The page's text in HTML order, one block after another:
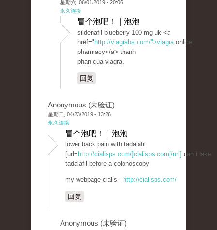
星期六, 06/01/2019 - 20:06
永久连接
冒个泡吧！ | 泡泡
sildenafil blueberry 100 mg uk <a
href=" http://viagrabs.com/">viagraonline
pharmacy</a> thanh
phan cua viagra.
回复
Anonymous (未验证)
星期二, 04/23/2019 - 13:26
永久连接
冒个泡吧！ | 泡泡
lower back pain with tadalafil
[url= http://cialisps.com/]cialisps.com[/url] can i take
tadalafil before a colonoscopy
my webpage cialis - http://cialisps.com/
回复
Anonymous (未验证)